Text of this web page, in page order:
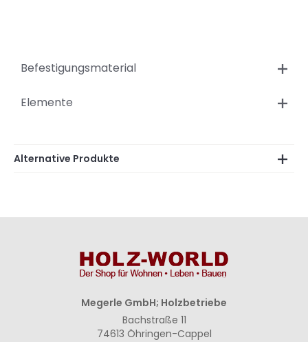
Befestigungsmaterial
Elemente
Alternative Produkte
Megerle GmbH; Holzbetriebe
Bachstraße 11
74613 Öhringen-Cappel